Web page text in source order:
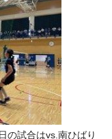
の試合はvs.南ひばり